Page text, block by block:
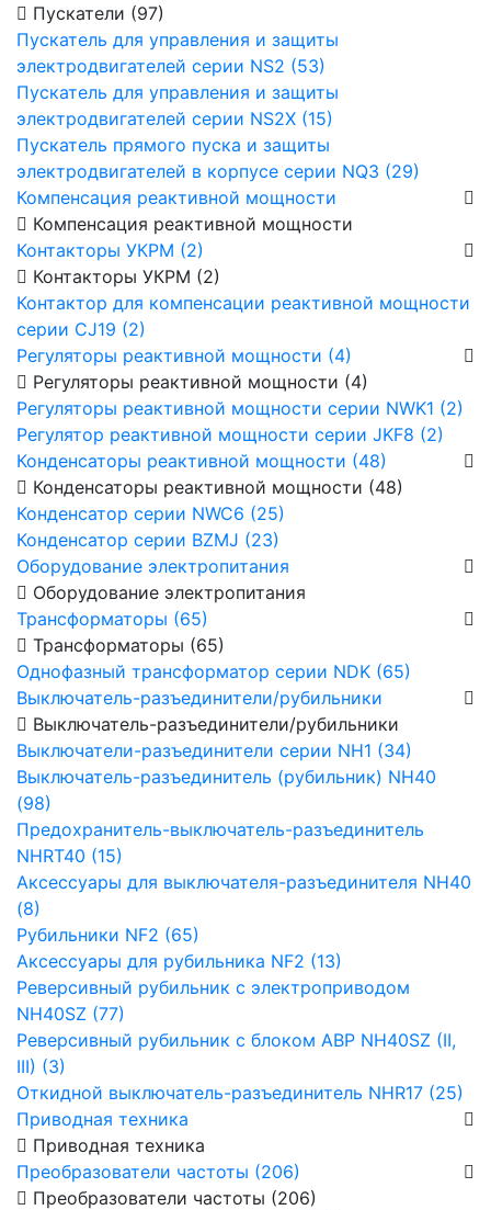
Пускатели (97)
Пускатель для управления и защиты
электродвигателей серии NS2 (53)
Пускатель для управления и защиты
электродвигателей серии NS2X (15)
Пускатель прямого пуска и защиты
электродвигателей в корпусе серии NQ3 (29)
Компенсация реактивной мощности
Компенсация реактивной мощности
Контакторы УКРМ (2)
Контакторы УКРМ (2)
Контактор для компенсации реактивной мощности
серии CJ19 (2)
Регуляторы реактивной мощности (4)
Регуляторы реактивной мощности (4)
Регуляторы реактивной мощности серии NWK1 (2)
Регулятор реактивной мощности серии JKF8 (2)
Конденсаторы реактивной мощности (48)
Конденсаторы реактивной мощности (48)
Конденсатор серии NWC6 (25)
Конденсатор серии BZMJ (23)
Оборудование электропитания
Оборудование электропитания
Трансформаторы (65)
Трансформаторы (65)
Однофазный трансформатор серии NDK (65)
Выключатель-разъединители/рубильники
Выключатель-разъединители/рубильники
Выключатели-разъединители серии NH1 (34)
Выключатель-разъединитель (рубильник) NH40
(98)
Предохранитель-выключатель-разъединитель
NHRT40 (15)
Аксессуары для выключателя-разъединителя NH40
(8)
Рубильники NF2 (65)
Аксессуары для рубильника NF2 (13)
Реверсивный рубильник с электроприводом
NH40SZ (77)
Реверсивный рубильник с блоком АВР NH40SZ (II,
III) (3)
Откидной выключатель-разъединитель NHR17 (25)
Приводная техника
Приводная техника
Преобразователи частоты (206)
Преобразователи частоты (206)